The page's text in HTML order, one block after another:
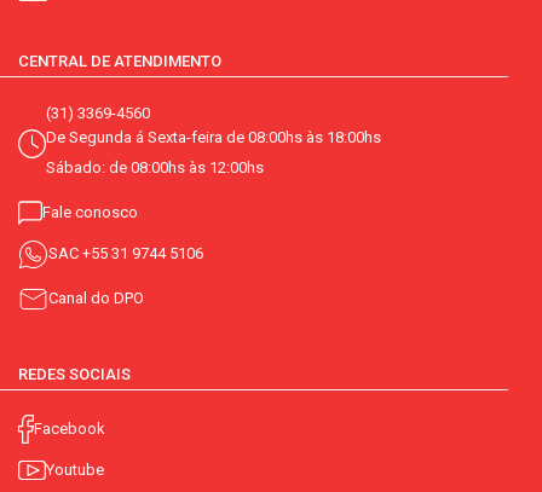
CENTRAL DE ATENDIMENTO
(31) 3369-4560
De Segunda á Sexta-feira de 08:00hs às 18:00hs
Sábado: de 08:00hs às 12:00hs
Fale conosco
SAC +55 31 9744 5106
Canal do DPO
REDES SOCIAIS
Facebook
Youtube